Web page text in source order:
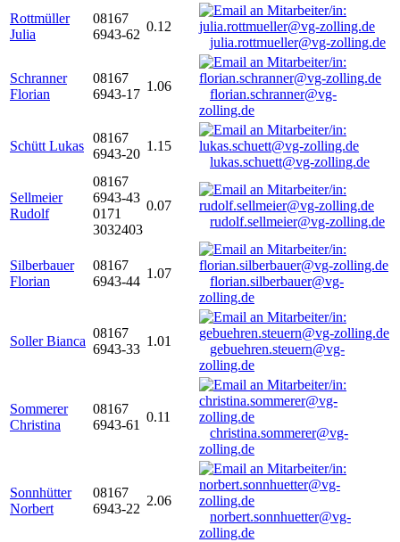
Rottmüller
Julia
08167
6943-62
0.12
julia.rottmueller@vg-zolling.de
Schranner
Florian
08167
6943-17
1.06
florian.schranner@vg-
zolling.de
Schütt Lukas
08167
6943-20
1.15
lukas.schuett@vg-zolling.de
Sellmeier
Rudolf
08167
6943-43
0171
3032403
0.07
rudolf.sellmeier@vg-zolling.de
Silberbauer
Florian
08167
6943-44
1.07
florian.silberbauer@vg-
zolling.de
Soller Bianca
08167
6943-33
1.01
gebuehren.steuern@vg-
zolling.de
Sommerer
Christina
08167
6943-61
0.11
christina.sommerer@vg-
zolling.de
Sonnhütter
Norbert
08167
6943-22
2.06
norbert.sonnhuetter@vg-
zolling.de